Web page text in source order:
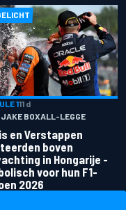
111 d
JAKE BOXALL-LEGGE
en Verstappen
boven
in Hongarije -
voor hun F1-
2026